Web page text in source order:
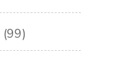
(99)